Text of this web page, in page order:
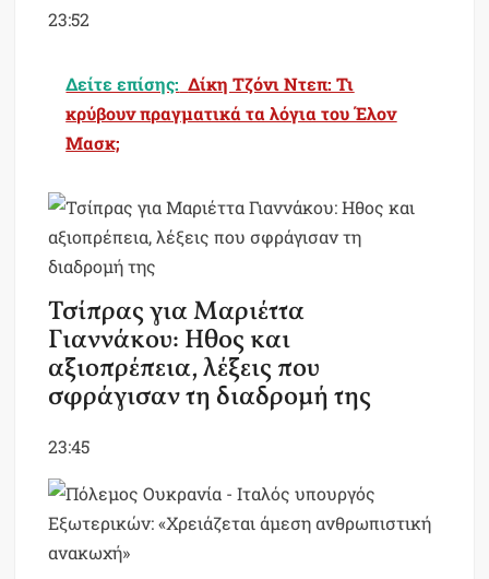
23:52
Δείτε επίσης: Δίκη Τζόνι Ντεπ: Τι
κρύβουν πραγματικά τα λόγια του Έλον
Μασκ;
Τσίπρας για Μαριέττα
Γιαννάκου: Ηθος και
αξιοπρέπεια, λέξεις που
σφράγισαν τη διαδρομή της
23:45